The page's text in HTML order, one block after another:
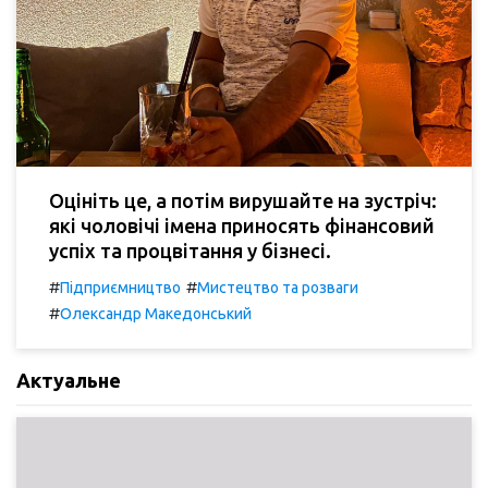
Оцініть це, а потім вирушайте на зустріч:
які чоловічі імена приносять фінансовий
успіх та процвітання у бізнесі.
#Підприємництво #Мистецтво та розваги
#Олександр Македонський
Актуальне